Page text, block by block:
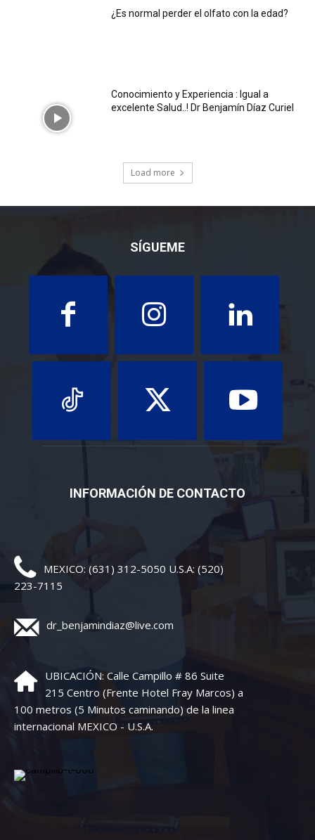
¿Es normal perder el olfato con la edad?
Conocimiento y Experiencia : Igual a
excelente Salud..! Dr Benjamín Díaz Curiel
Load more
SÍGUEME
INFORMACIÓN DE CONTACTO
MEXICO: (631) 312-5050 U.S.A: (520)
223-7115
dr_benjamindiaz@live.com
UBICACIÓN: Calle Campillo # 86 Suite
215 Centro (Frente Hotel Fray Marcos) a
100 metros (5 Minutos caminando) de la linea
internacional MEXICO - U.S.A.